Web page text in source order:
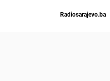
Radiosarajevo.ba